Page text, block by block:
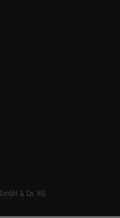
& Co. KG